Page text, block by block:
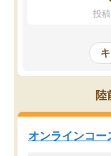
を詰め込むのでは
慣が身につくよ
はなくなりました
講師の方との距離
チングのおかげ
ションを維持でき
る勉強」から「目
意識が変わったこ
投
陸
オンラインコー